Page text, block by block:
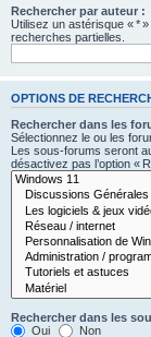
Rechercher par auteur :
Utilisez un astérisque « *
recherches partielles.
OPTIONS DE
Rechercher dans les
Sélectionnez le ou les
Les sous-forums seront
désactivez pas l’option «
Rechercher dans les
Oui
Non